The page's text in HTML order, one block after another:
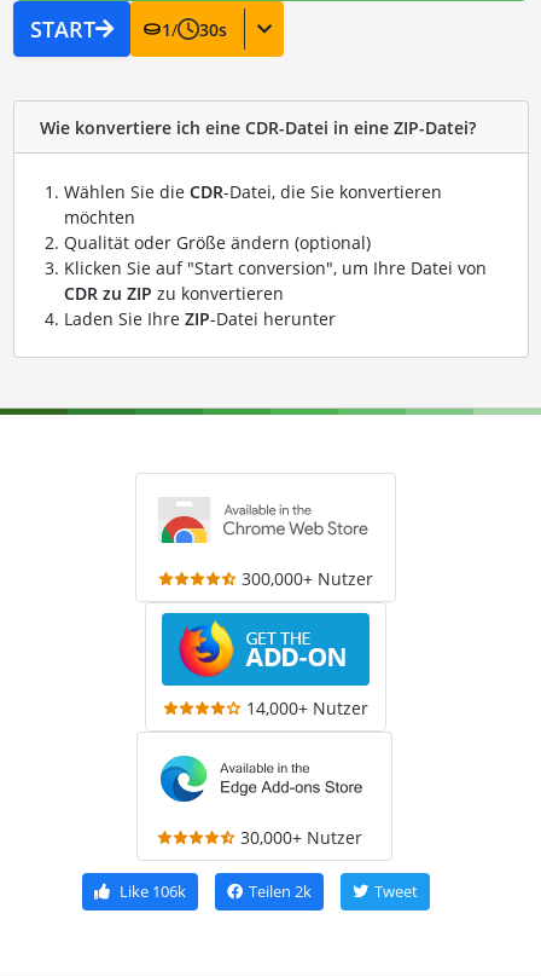
START 1/ 30s
Wie konvertiere ich eine CDR-Datei in eine ZIP-Datei?
Wählen Sie die CDR-Datei, die Sie konvertieren
möchten
Qualität oder Größe ändern (optional)
Klicken Sie auf "Start conversion", um Ihre Datei von
CDR zu ZIP zu konvertieren
Laden Sie Ihre ZIP-Datei herunter
300,000+ Nutzer
14,000+ Nutzer
30,000+ Nutzer
Like 106k Teilen 2k Tweet